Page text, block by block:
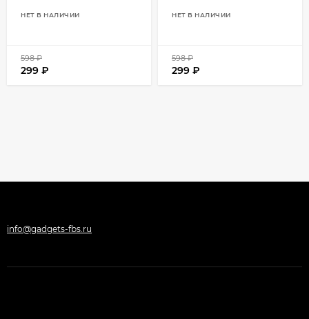
НЕТ В НАЛИЧИИ
598₽
299 ₽
НЕТ В НАЛИЧИИ
598₽
299 ₽
info@gadgets-fbs.ru